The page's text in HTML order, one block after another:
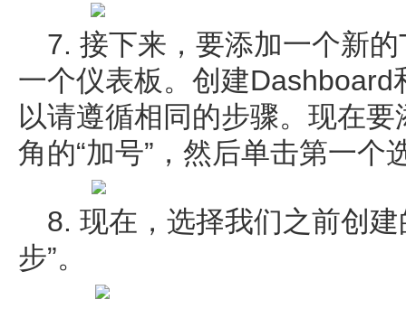
7. 接下来，要添加一个新
一个仪表板。创建
以请遵循相同的步骤。现在
角的“加号”，然后单击第一个
8. 现在，选择我们之前创
步”。